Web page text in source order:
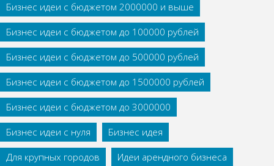
Бизнес идеи с бюджетом 2000000 и выше
Бизнес идеи с бюджетом до 100000 рублей
Бизнес идеи с бюджетом до 500000 рублей
Бизнес идеи с бюджетом до 1500000 рублей
Бизнес идеи с бюджетом до 3000000
Бизнес идеи с нуля
Бизнес идея
Для крупных городов
Идеи арендного бизнеса